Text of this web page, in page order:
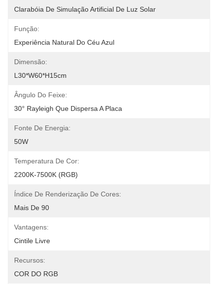
Clarabóia De Simulação Artificial De Luz Solar
Função:
Experiência Natural Do Céu Azul
Dimensão:
L30*W60*H15cm
Ângulo Do Feixe:
30° Rayleigh Que Dispersa A Placa
Fonte De Energia:
50W
Temperatura De Cor:
2200K-7500K (RGB)
Índice De Renderização De Cores:
Mais De 90
Vantagens:
Cintile Livre
Recursos:
COR DO RGB